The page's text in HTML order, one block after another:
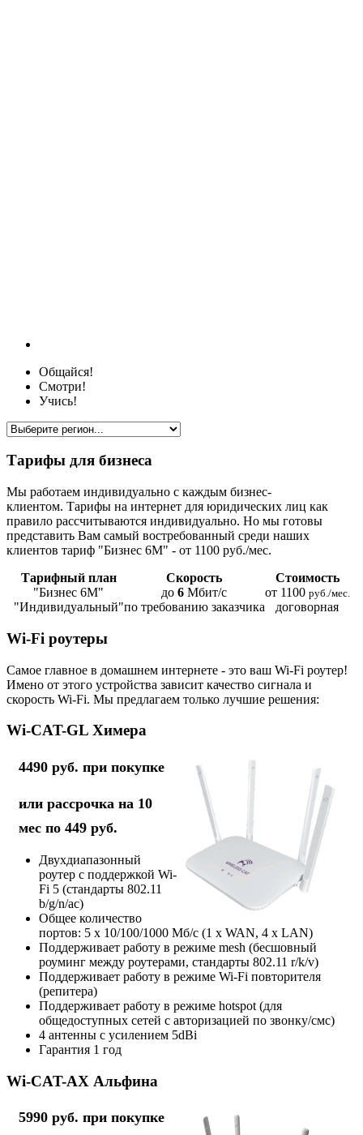
Общайся!
Смотри!
Учись!
Тарифы для бизнеса
Мы работаем индивидуально с каждым бизнес-
клиентом. Тарифы на интернет для юридических лиц как
правило рассчитываются индивидуально. Но мы готовы
представить Вам самый востребованный среди наших
клиентов тариф "Бизнес 6М" - от 1100 руб./мес.
Тарифный план
Скорость
Стоимость
"Бизнес 6М"
до 6 Мбит/с от 1100 руб./мес.
"Индивидуальный"по требованию заказчика договорная
Wi-Fi роутеры
Самое главное в домашнем интернете - это ваш Wi-Fi роутер!
Имено от этого устройства зависит качество сигнала и
скорость Wi-Fi. Мы предлагаем только лучшие решения:
Wi-CAT-GL Химера
4490 руб. при покупке
или рассрочка на 10
мес по 449 руб.
Двухдиапазонный
роутер с поддержкой Wi-
Fi 5 (стандарты 802.11
b/g/n/ac)
Общее количество
портов: 5 х 10/100/1000 Мб/с (1 x WAN, 4 x LAN)
Поддерживает работу в режиме mesh (бесшовный
роуминг между роутерами, стандарты 802.11 r/k/v)
Поддерживает работу в режиме Wi-Fi повторителя
(репитера)
Поддерживает работу в режиме hotspot (для
общедоступных сетей с авторизацией по звонку/смс)
4 антенны с усилением 5dBi
Гарантия 1 год
Wi-CAT-AX Альфина
5990 руб. при покупке